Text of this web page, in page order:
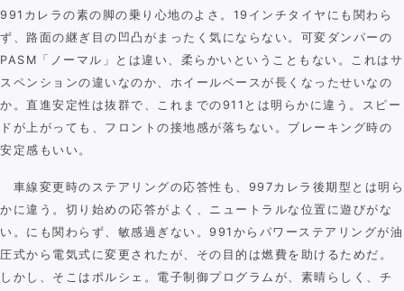
991カレラの素の脚の乗り心地のよさ。19インチタイヤにも関わら
ず、路面の継ぎ目の凹凸がまったく気にならない。可変ダンパーの
PASM「ノーマル」とは違い、柔らかいということもない。これはサ
スペンションの違いなのか、ホイールベースが長くなったせいなの
か。直進安定性は抜群で、これまでの911とは明らかに違う。スピー
ドが上がっても、フロントの接地感が落ちない。ブレーキング時の
安定感もいい。
車線変更時のステアリングの応答性も、997カレラ後期型とは明ら
かに違う。切り始めの応答がよく、ニュートラルな位置に遊びがな
い。にも関わらず、敏感過ぎない。991からパワーステアリングが油
圧式から電気式に変更されたが、その目的は燃費を助けるためだ。
しかし、そこはポルシェ。電子制御プログラムが、素晴らしく、チ